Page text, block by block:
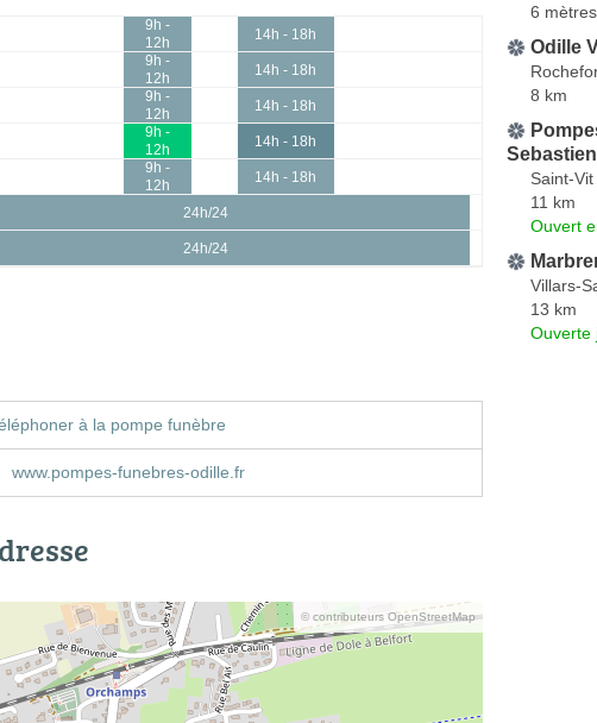
9h -
12h
14h - 18h
9h -
12h
14h - 18h
9h -
12h
14h - 18h
9h -
12h
14h - 18h
9h -
12h
14h - 18h
24h/24
24h/24
à la pompe funèbre
www.pompes-funebres-odille.fr
© contributeurs OpenStreetMap
6 mètres
Odille
8 km
Saint-Vit
11 km
Ouvert
Villars-
13 km
Ouverte